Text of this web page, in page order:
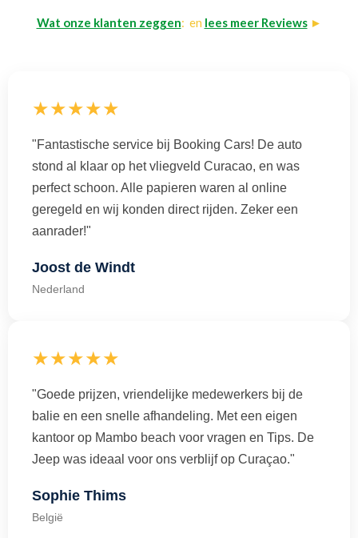
Wat onze klanten zeggen: en lees meer Reviews►
★★★★★
"Fantastische service bij Booking Cars! De auto
stond al klaar op het vliegveld Curacao, en was
perfect schoon. Alle papieren waren al online
geregeld en wij konden direct rijden. Zeker een
aanrader!"
Joost de Windt
Nederland
★★★★★
"Goede prijzen, vriendelijke medewerkers bij de
balie en een snelle afhandeling. Met een eigen
kantoor op Mambo beach voor vragen en Tips. De
Jeep was ideaal voor ons verblijf op Curaçao."
Sophie Thims
België